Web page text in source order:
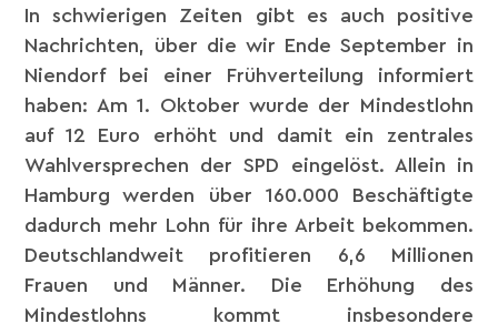
In schwierigen Zeiten gibt es auch positive
Nachrichten, über die wir Ende September in
Niendorf bei einer Frühverteilung informiert
haben: Am 1. Oktober wurde der Mindestlohn
auf 12 Euro erhöht und damit ein zentrales
Wahlversprechen der SPD eingelöst. Allein in
Hamburg werden über 160.000 Beschäftigte
dadurch mehr Lohn für ihre Arbeit bekommen.
Deutschlandweit profitieren 6,6 Millionen
Frauen und Männer. Die Erhöhung des
Mindestlohns kommt insbesondere